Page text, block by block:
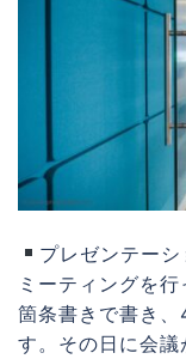
プレゼンテー
ミーティングを
箇条書きで書き
す。その日に会